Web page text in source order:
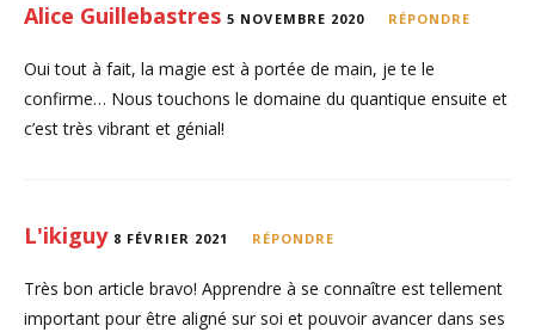
Alice Guillebastres 5 NOVEMBRE 2020 RÉPONDRE
Oui tout à fait, la magie est à portée de main, je te le
confirme… Nous touchons le domaine du quantique ensuite et
c’est très vibrant et génial!
L'ikiguy 8 FÉVRIER 2021 RÉPONDRE
Très bon article bravo! Apprendre à se connaître est tellement
important pour être aligné sur soi et pouvoir avancer dans ses